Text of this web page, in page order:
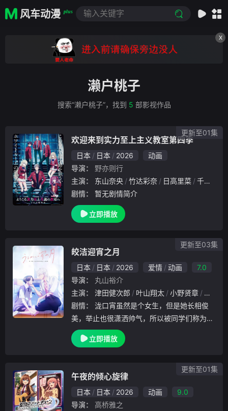
风车动漫 plus
X
濑户桃子
搜索“濑户桃子”，找到 5 部影视作品
欢迎来到实力至上主义教室第四季
日本 日本 2026
动画
导演：
野亦则行
主演：
东山奈央 竹达彩奈 日高里菜
千叶翔也
剧情：
暂无剧情简介
立即播放
更新至01集
皎洁迎宵之月
日本 日本 2026 爱情 动画
7.0
导演：
丸山裕介
主演：
津田健次郎 叶山翔太 小野贤章
铃木崚
剧情：
美，举止也很潇洒帅气，所以被同学们称为「
王子」。虽然宵也想象漫画里的女主角谈场恋
爱，但是男生们都因为宵长得太帅气，所以没
立即播放
更新至03集
午夜的倾心旋律
日本 日本 2026 动画
9.0
导演：
高桥雅之
更新至01集